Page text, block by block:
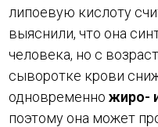
липоевую кислоту
выяснили, что она
человека, но с
сыворотке крови
одновременножиро-
поэтому она может